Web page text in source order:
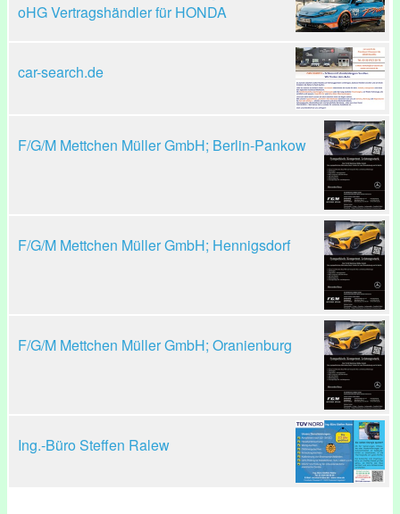
oHG Vertragshändler für HONDA
car-search.de
F/G/M Mettchen Müller GmbH; Berlin-Pankow
F/G/M Mettchen Müller GmbH; Hennigsdorf
F/G/M Mettchen Müller GmbH; Oranienburg
Ing.-Büro Steffen Ralew